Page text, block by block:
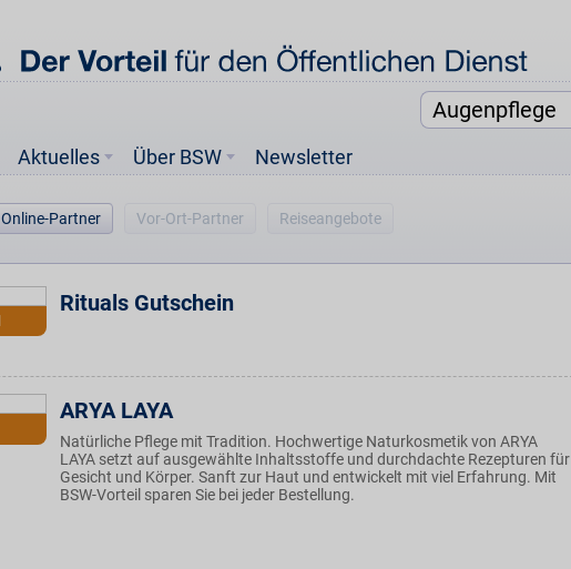
Aktuelles Über BSW Newsletter
Online-Partner Vor-Ort-Partner Reiseangebote
Rituals Gutschein
ARYA LAYA
Natürliche Pflege mit Tradition. Hochwertige Naturkosmetik von ARYA
LAYA setzt auf ausgewählte Inhaltsstoffe und durchdachte Rezepturen für
Gesicht und Körper. Sanft zur Haut und entwickelt mit viel Erfahrung. Mit
BSW-Vorteil sparen Sie bei jeder Bestellung.